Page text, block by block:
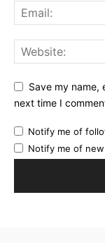
Save my name,
next time I
Notify me of
Notify me of